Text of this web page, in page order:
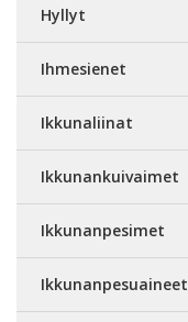
Hyllyt
Ihmesienet
Ikkunaliinat
Ikkunankuivaimet
Ikkunanpesimet
Ikkunanpesuaineet